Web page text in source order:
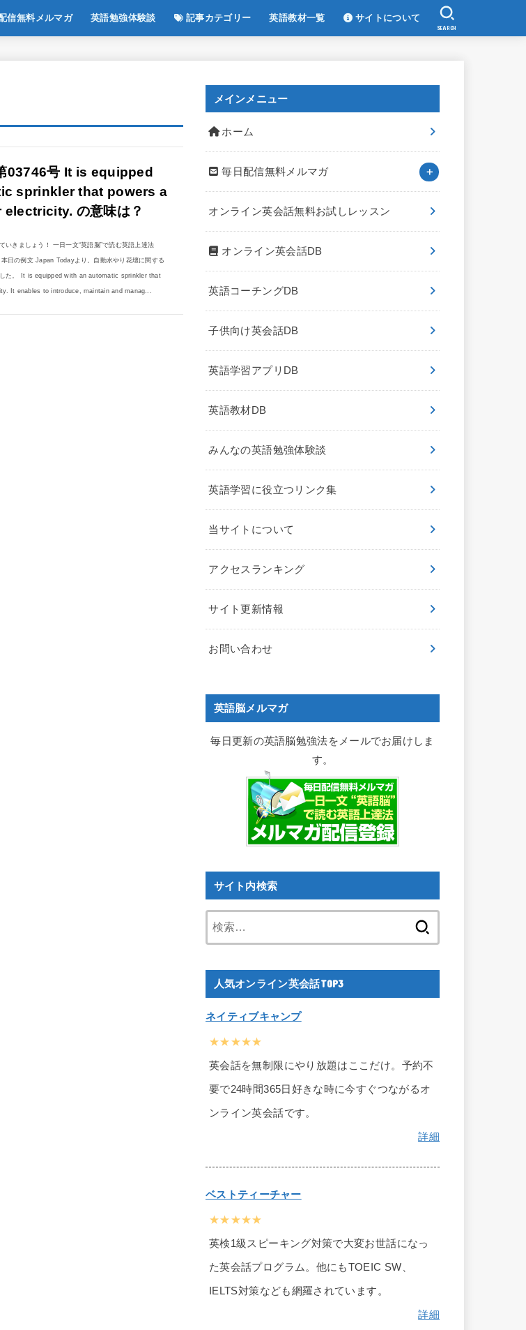
信無料メルマガ 英語勉強体験談 記事カテゴリー 英語教材一覧 サイトについて
SEARCH
03746号 It is equipped
sprinkler that powers a
の意味は？
いきましょう！ 一日一文“英語脳”で読む英語上達法
日の例文 Japan Todayより。自動水やり花壇に関する
した。 It is equipped with an automatic sprinkler that
It enables to introduce, maintain and manag...
メインメニュー
ホーム
毎日配信無料メルマガ
オンライン英会話無料お試しレッスン
オンライン英会話DB
英語コーチングDB
子供向け英会話DB
英語学習アプリDB
英語教材DB
みんなの英語勉強体験談
英語学習に役立つリンク集
当サイトについて
アクセスランキング
サイト更新情報
お問い合わせ
英語脳メルマガ
毎日更新の英語脳勉強法をメールでお届けしま
す。
サイト内検索
人気オンライン英会話TOP3
ネイティブキャンプ
★★★★★
英会話を無制限にやり放題はここだけ。予約不
要で24時間365日好きな時に今すぐつながるオ
ンライン英会話です。
詳細
ベストティーチャー
★★★★★
英検1級スピーキング対策で大変お世話になっ
た英会話プログラム。他にもTOEIC SW、
IELTS対策なども網羅されています。
詳細